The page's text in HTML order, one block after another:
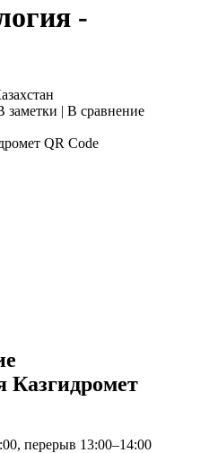
-
заметки | В сравнение
Казгидромет
перерыв 13:00–14:00